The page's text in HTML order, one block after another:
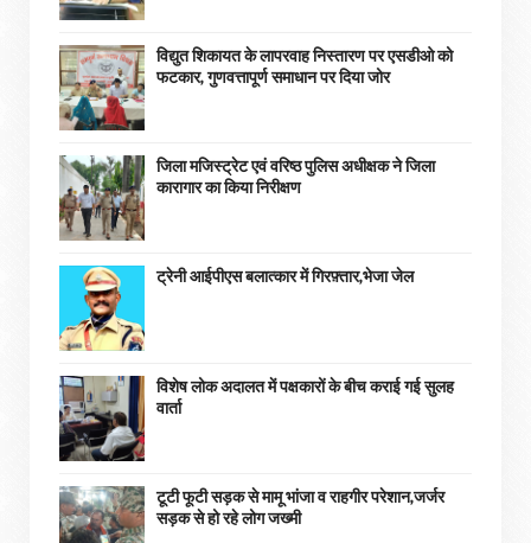
विद्युत शिकायत के लापरवाह निस्तारण पर एसडीओ को
फटकार, गुणवत्तापूर्ण समाधान पर दिया जोर
जिला मजिस्ट्रेट एवं वरिष्ठ पुलिस अधीक्षक ने जिला
कारागार का किया निरीक्षण
ट्रेनी आईपीएस बलात्कार में गिरफ़्तार,भेजा जेल
विशेष लोक अदालत में पक्षकारों के बीच कराई गई सुलह
वार्ता
टूटी फूटी सड़क से मामू भांजा व राहगीर परेशान,जर्जर
सड़क से हो रहे लोग जख्मी